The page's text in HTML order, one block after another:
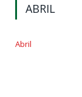
ABRIL
Abril